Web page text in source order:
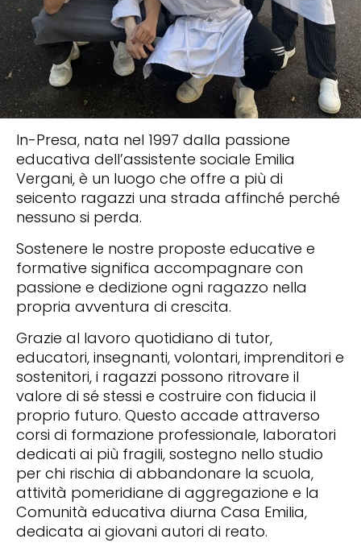
In-Presa, nata nel 1997 dalla passione
educativa dell’assistente sociale Emilia
Vergani, è un luogo che offre a più di
seicento ragazzi una strada affinché perché
nessuno si perda.
Sostenere le nostre proposte educative e
formative significa accompagnare con
passione e dedizione ogni ragazzo nella
propria avventura di crescita.
Grazie al lavoro quotidiano di tutor,
educatori, insegnanti, volontari, imprenditori e
sostenitori, i ragazzi possono ritrovare il
valore di sé stessi e costruire con fiducia il
proprio futuro. Questo accade attraverso
corsi di formazione professionale, laboratori
dedicati ai più fragili, sostegno nello studio
per chi rischia di abbandonare la scuola,
attività pomeridiane di aggregazione e la
Comunità educativa diurna Casa Emilia,
dedicata ai giovani autori di reato.